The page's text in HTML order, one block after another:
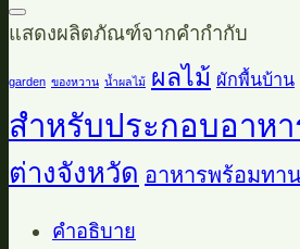
แสดงผลิตภัณฑ์จากคำกำกับ
garden ของหวาน น้ำผลไม้ ผลไม้ ผักพื้นบ้าน
สำหรับประกอบอาหา
ต่างจังหวัด อาหารพร้อมทา
คำอธิบาย